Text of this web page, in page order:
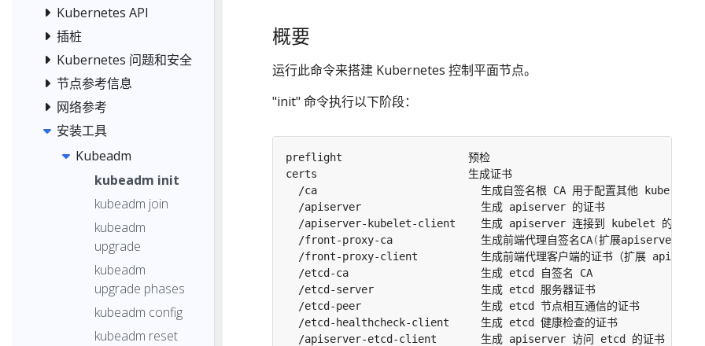
Kubernetes API
插桩
Kubernetes 问题和安全
节点参考信息
网络参考
安装工具
Kubeadm
kubeadm init
kubeadm join
kubeadm
upgrade
kubeadm
upgrade phases
kubeadm config
kubeadm reset
概要
运行此命令来搭建 Kubernetes 控制平面节点。
"init" 命令执行以下阶段：
preflight                    预检
certs                        生成证书
  /apiserver                   生成 apiserver 的证书
  /front-proxy-ca              生成前端代理自签名CA
(扩展apiserver
  /etcd-ca                     生成 etcd 自签名 CA
  /etcd-server                 生成 etcd 服务器证书
  /etcd-peer                   生成 etcd 节点相互通信的证书
  /etcd-healthcheck-client     生成 etcd 健康检查的证书
  /apiserver-etcd-client       生成 apiserver 访问 etcd 的证书